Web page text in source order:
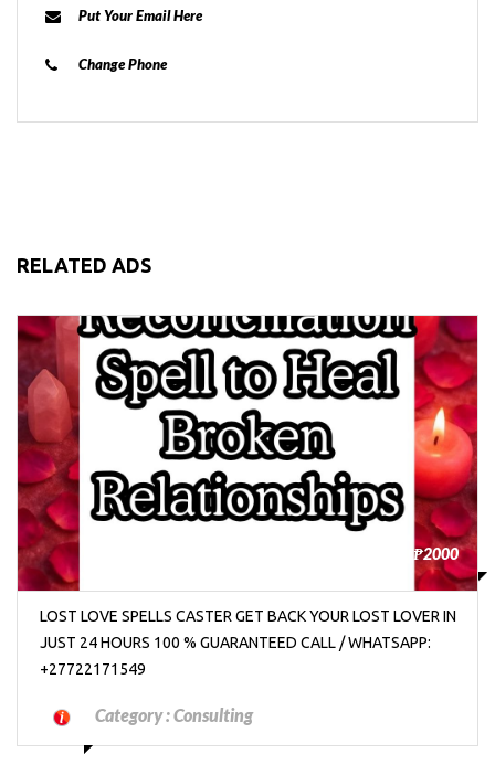
Put Your Email Here
Change Phone
RELATED ADS
₱2000
LOST LOVE SPELLS CASTER GET BACK YOUR LOST LOVER IN
JUST 24 HOURS 100 % GUARANTEED CALL / WHATSAPP:
+27722171549
Category :Consulting